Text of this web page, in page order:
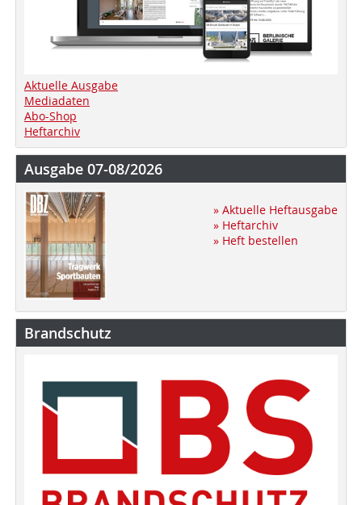
Aktuelle Ausgabe
Mediadaten
Abo-Shop
Heftarchiv
Ausgabe 07-08/2026
» Aktuelle Heftausgabe
» Heftarchiv
» Heft bestellen
Brandschutz